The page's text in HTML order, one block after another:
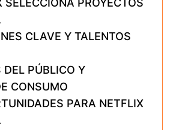
SELECCIONA PROYECTOS
CLAVE Y TALENTOS
DEL PÚBLICO Y
CONSUMO
PARA NETFLIX